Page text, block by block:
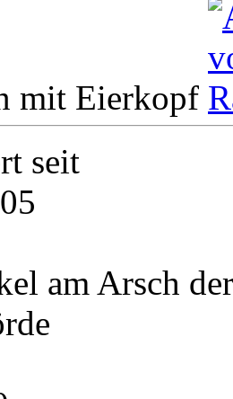
mit Eierkopf
seit
am Arsch